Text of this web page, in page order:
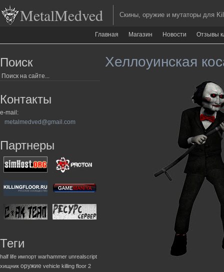
MetalMedved Скины, оружие и мутаторы для
Главная Магазин Новости Отзывы
Поиск
Контакты
e-mail:
metalmedved@gmail.com
Партнеры
Теги
half life импорт warhammer unrealscript
хищник оружие vehicle killing floor 2
Хеллоуинская